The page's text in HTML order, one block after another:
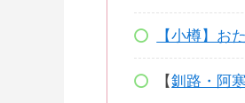
【小樽】お
【釧路・阿